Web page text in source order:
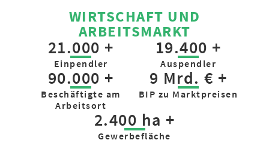
WIRTSCHAFT UND
ARBEITSMARKT
21.000 +
Einpendler
19.400 +
Auspendler
90.000 +
Beschäftigte am
Arbeitsort
9 Mrd. € +
BIP zu Marktpreisen
2.400 ha +
Gewerbefläche